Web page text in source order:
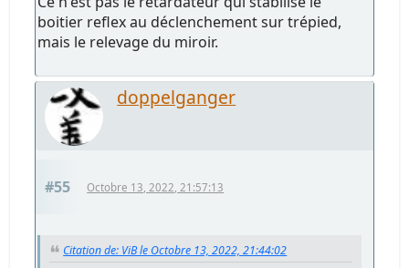
boitier reflex au déclenchement sur trépied,
mais le relevage du miroir.
doppelganger
#55 Octobre 13, 2022, 21:57:13
Citation de: ViB le Octobre 13, 2022, 21:44:02